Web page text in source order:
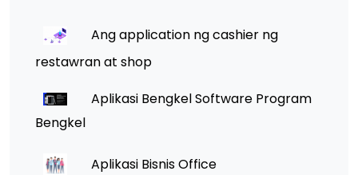
Ang application ng cashier ng
restawran at shop
Aplikasi Bengkel Software Program
Bengkel
Aplikasi Bisnis Office